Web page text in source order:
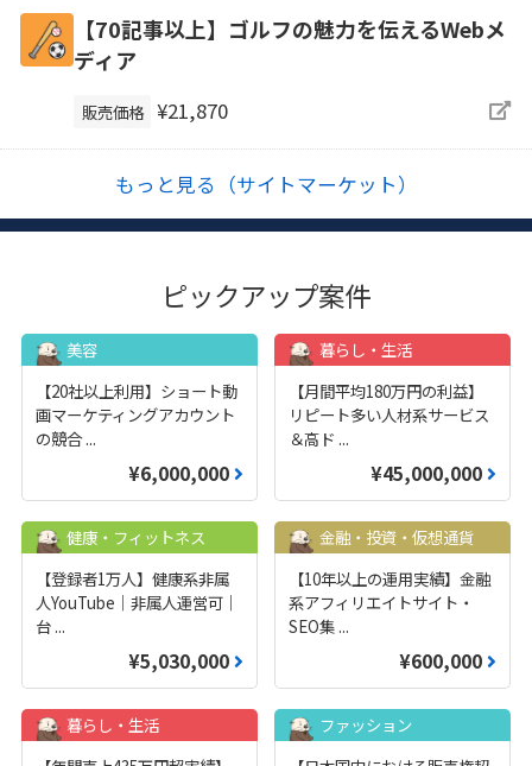
【70記事以上】ゴルフの魅力を伝えるWebメ
ディア
販売価格 ¥21,870
もっと見る（サイトマーケット）
ピックアップ案件
美容
【20社以上利用】ショート動
画マーケティングアカウント
の競合...
¥6,000,000
暮らし・生活
【月間平均180万円の利益】
リピート多い人材系サービス
＆高ド ...
¥45,000,000
健康・フィットネス
【登録者1万人】健康系非属
人YouTube｜非属人運営可｜
台 ...
¥5,030,000
金融・投資・仮想通貨
【10年以上の運用実績】金融
系アフィリエイトサイト・
SEO集 ...
¥600,000
暮らし・生活
ファッション